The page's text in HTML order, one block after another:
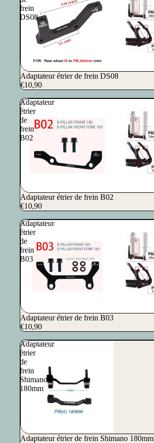
frein
DS08
Adaptateur étrier de frein DS08
€10,90
Adaptateur
étrier
de
frein
B02
Adaptateur étrier de frein B02
€10,90
Adaptateur
étrier
de
frein
B03
Adaptateur étrier de frein B03
€10,90
Adaptateur
étrier
de
frein
Shimano
180mm
Adaptateur étrier de frein Shimano 180mm